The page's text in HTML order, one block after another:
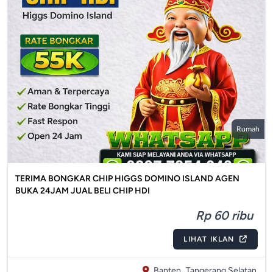
Rumah
TERIMA BONGKAR CHIP HIGGS DOMINO ISLAND AGEN
BUKA 24JAM JUAL BELI CHIP HDI
Rp 60 ribu
LIHAT IKLAN